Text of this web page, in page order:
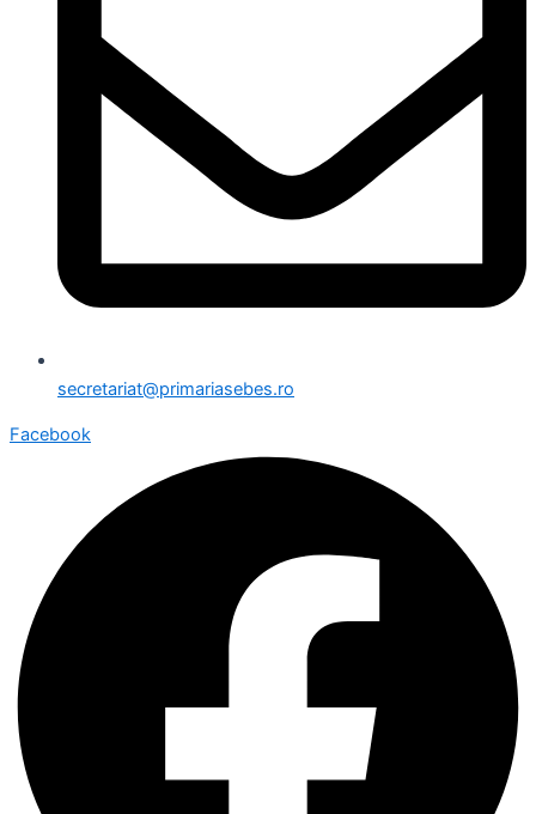
secretariat@primariasebes.ro
Facebook